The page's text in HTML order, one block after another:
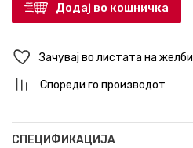
Додај во кошничка
Зачувај во листата на желби
Спореди го производот
СПЕЦИФИКАЦИЈА